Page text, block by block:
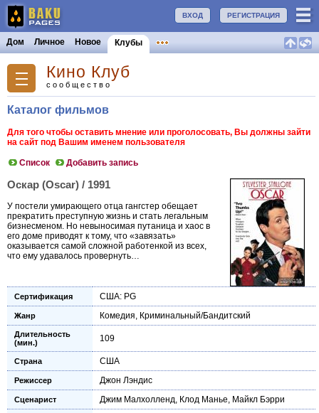
РЕГИСТРАЦИЯ
ВХОД
Дом Личное Новое Клубы
Кино Клуб
сообщество
Каталог фильмов
Для того чтобы оставить мнение или проголосовать, Вы должны зайти
на сайт под Вашим именем пользователя
Список Добавить запись
Оскар (Oscar) / 1991
У постели умирающего отца гангстер обещает
прекратить преступную жизнь и стать легальным
бизнесменом. Но невыносимая путаница и хаос в
его доме приводят к тому, что «завязать»
оказывается самой сложной работенкой из всех,
что ему удавалось провернуть…
Сертификация США: PG
Жанр Комедия, Криминальный/Бандитский
Длительность
(мин.)
109
Страна США
Режиссер Джон Лэндис
Сценарист Джим Малхолленд, Клод Манье, Майкл Бэрри